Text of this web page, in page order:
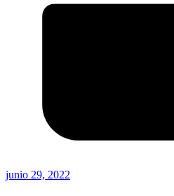
junio 29, 2022